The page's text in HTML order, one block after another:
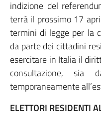
indizione del
terrà il prossimo 17
termini di legge per la
da parte dei cittadini
esercitare in Italia il
consultazione, sia
temporaneamente
ELETTORI RESIDENTI